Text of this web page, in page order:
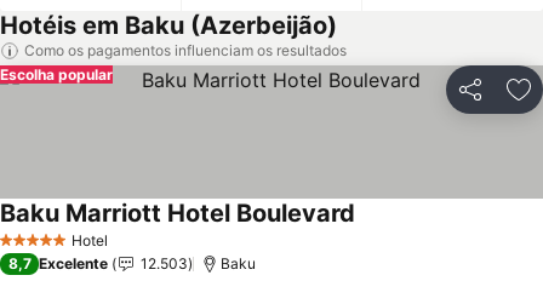
Hotéis em Baku (Azerbeijão)
Como os pagamentos influenciam os resultados
Partilhar
Escolha popular
5 Estrelas Hotel
Baku Marriott Hotel Boulevard
8,7 Excelente 12.503 Baku